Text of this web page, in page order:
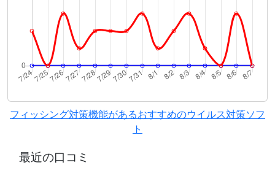
フィッシング対策機能があるおすすめのウイルス対策ソフ
ト
最近の口コミ